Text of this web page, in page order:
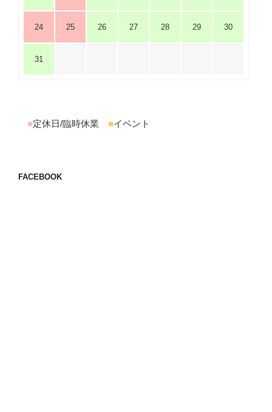
24 25 26 27 28 29 30
31
■定休日/臨時休業 ■イベント
FACEBOOK